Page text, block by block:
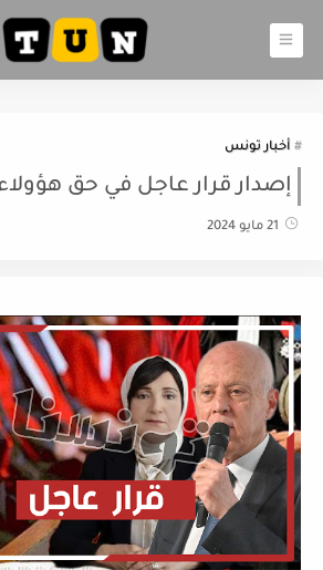
أخبار تونس
إصدار قرار عاجل في حق
21 مايو 2024